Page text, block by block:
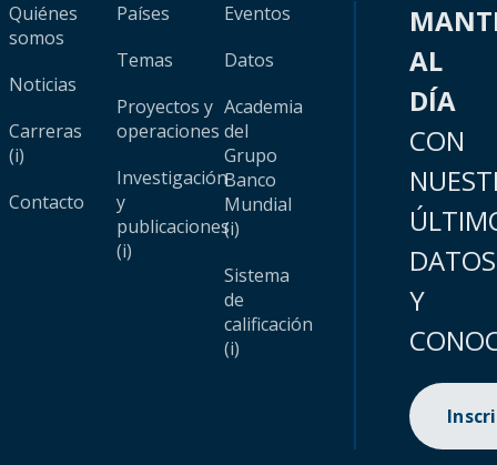
Quiénes
somos
Noticias
Carreras
(i)
Contacto
Países
Temas
Proyectos y
operaciones
Investigación
y
publicaciones
(i)
Eventos
Datos
Academia
del
Grupo
Banco
Mundial
(i)
Sistema
de
calificación
(i)
AL
DÍA
CON
DATOS
Y